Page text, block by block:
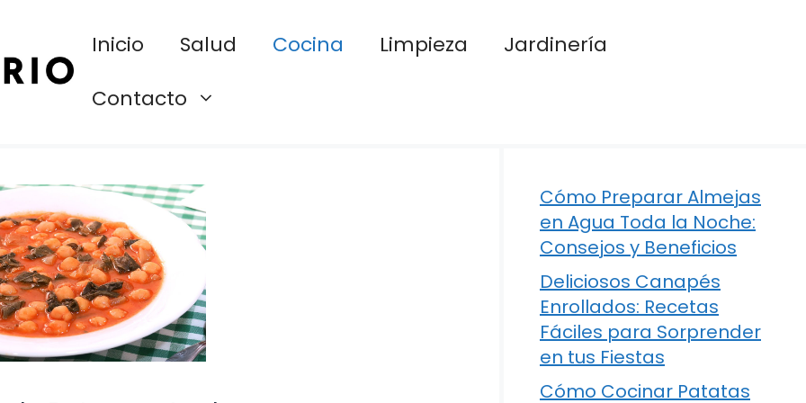
Inicio Salud Cocina Limpieza
Jardinería
Contacto
Cómo Preparar Almejas
en Agua Toda la Noche:
Consejos y Beneficios
Deliciosos Canapés
Enrollados: Recetas
Fáciles para Sorprender
en tus Fiestas
Cómo Cocinar Patatas